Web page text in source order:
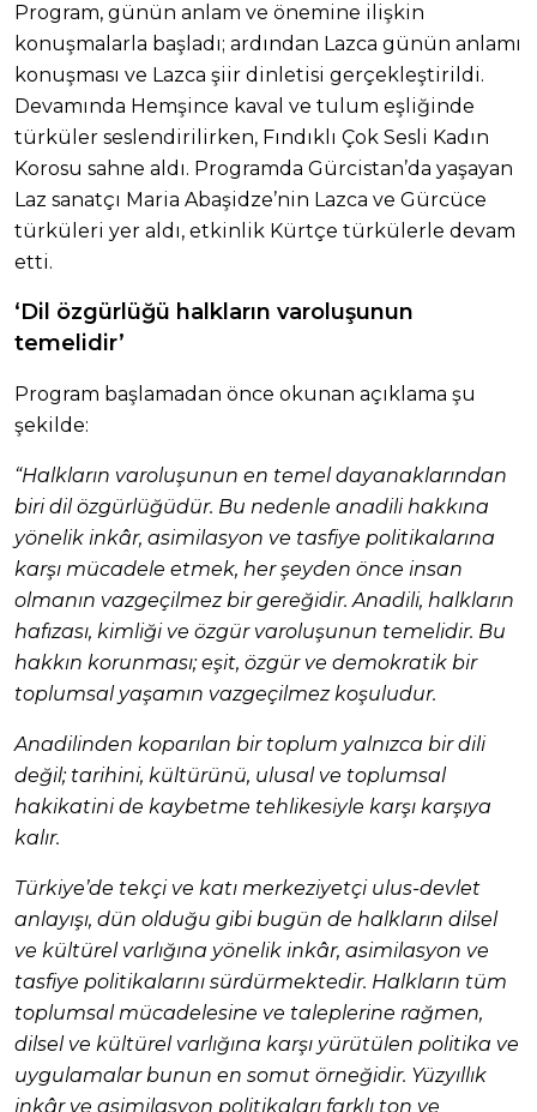
Program, günün anlam ve önemine ilişkin
konuşmalarla başladı; ardından Lazca günün anlamı
konuşması ve Lazca şiir dinletisi gerçekleştirildi.
Devamında Hemşince kaval ve tulum eşliğinde
türküler seslendirilirken, Fındıklı Çok Sesli Kadın
Korosu sahne aldı. Programda Gürcistan’da yaşayan
Laz sanatçı Maria Abaşidze’nin Lazca ve Gürcüce
türküleri yer aldı, etkinlik Kürtçe türkülerle devam
etti.
‘Dil özgürlüğü halkların varoluşunun
temelidir’
Program başlamadan önce okunan açıklama şu
şekilde:
“Halkların varoluşunun en temel dayanaklarından
biri dil özgürlüğüdür. Bu nedenle anadili hakkına
yönelik inkâr, asimilasyon ve tasfiye politikalarına
karşı mücadele etmek, her şeyden önce insan
olmanın vazgeçilmez bir gereğidir. Anadili, halkların
hafızası, kimliği ve özgür varoluşunun temelidir. Bu
hakkın korunması; eşit, özgür ve demokratik bir
toplumsal yaşamın vazgeçilmez koşuludur.
Anadilinden koparılan bir toplum yalnızca bir dili
değil; tarihini, kültürünü, ulusal ve toplumsal
hakikatini de kaybetme tehlikesiyle karşı karşıya
kalır.
Türkiye’de tekçi ve katı merkeziyetçi ulus-devlet
anlayışı, dün olduğu gibi bugün de halkların dilsel
ve kültürel varlığına yönelik inkâr, asimilasyon ve
tasfiye politikalarını sürdürmektedir. Halkların tüm
toplumsal mücadelesine ve taleplerine rağmen,
dilsel ve kültürel varlığına karşı yürütülen politika ve
uygulamalar bunun en somut örneğidir. Yüzyıllık
inkâr ve asimilasyon politikaları farklı ton ve